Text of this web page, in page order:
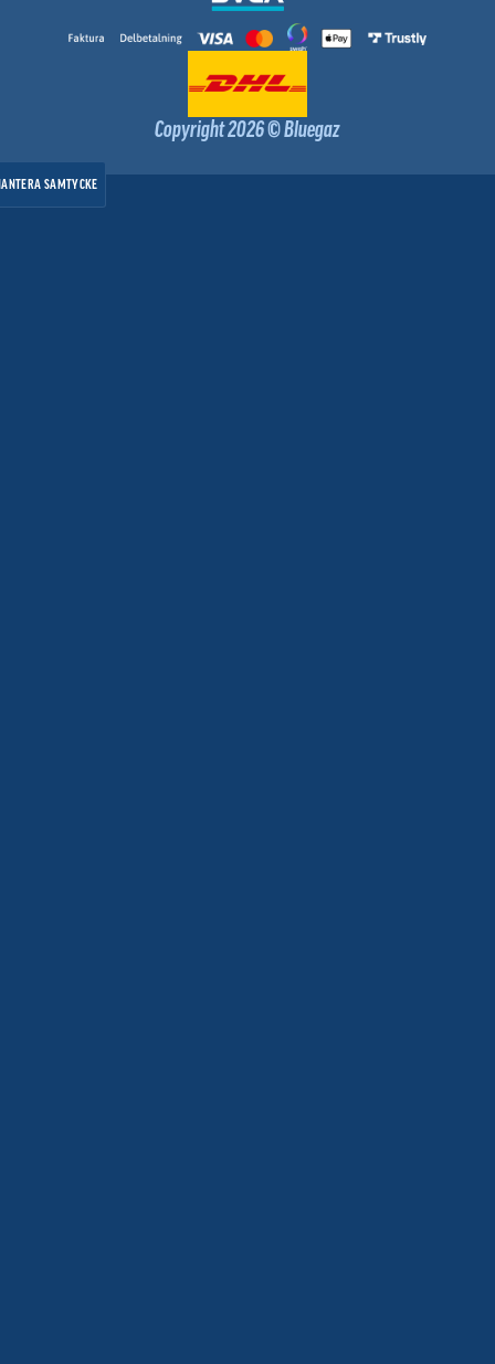
Copyright 2026 © Bluegaz
SAMTYCKE